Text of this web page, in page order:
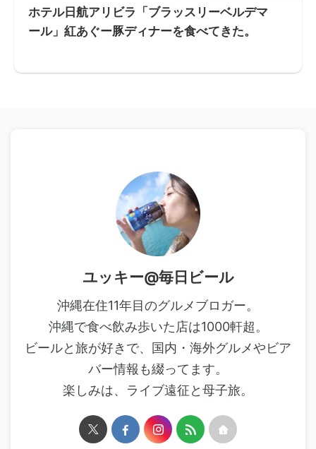
ホテル日航アリビラ「ブラッスリーベルデマ
ール」紅あぐー豚ディナーを食べてきた。
ユッキー@毎日ビール
沖縄在住11年目のグルメブロガー。
沖縄で食べ飲み歩いた店は1000軒超。
ビールと旅が好きで、国内・海外グルメやビア
バー情報も綴ってます。
楽しみは、ライブ遠征と母子旅。